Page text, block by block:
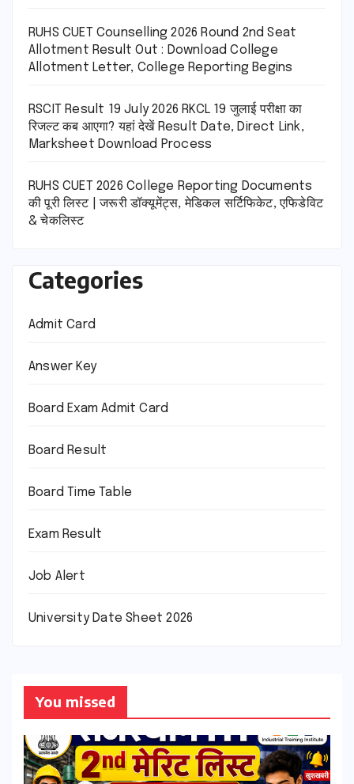
RUHS CUET Counselling 2026 Round 2nd Seat
Allotment Result Out : Download College
Allotment Letter, College Reporting Begins
RSCIT Result 19 July 2026 RKCL 19 जुलाई परीक्षा का
रिजल्ट कब आएगा? यहां देखें Result Date, Direct Link,
Marksheet Download Process
RUHS CUET 2026 College Reporting Documents
की पूरी लिस्ट | जरूरी डॉक्यूमेंट्स, मेडिकल सर्टिफिकेट, एफिडेविट
& चेकलिस्ट
Categories
Admit Card
Answer Key
Board Exam Admit Card
Board Result
Board Time Table
Exam Result
Job Alert
University Date Sheet 2026
You missed